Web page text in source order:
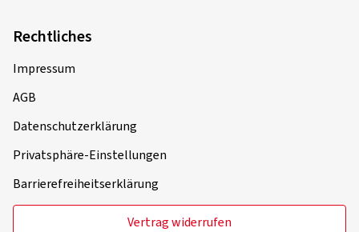
Rechtliches
Impressum
AGB
Datenschutzerklärung
Privatsphäre-Einstellungen
Barrierefreiheitserklärung
Vertrag widerrufen